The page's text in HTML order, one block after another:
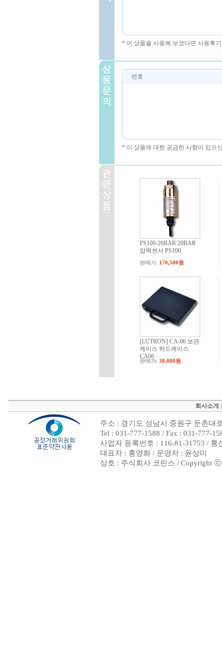
* 이 상품을 사용해 보셨다면 사용후
번호
* 이 상품에 대한 궁금한 사항이 있으
PS100-20BAR 20BAR
압력센서 PS100
판매가: 170,500원
[LUTRON] CA-06 보관
케이스 하드케이스
CA06
판매가: 38,000원
회사소개
주소 : 경기도 성남시 중원구 둔촌대
Tel : 031-777-1588 / Fax : 031-777-
사업자 등록번호 : 116-81-31753 /
대표자 : 홍영화 / 운영자 : 윤상미
상호 : 주식회사 코린스 / Copyright ⓒ